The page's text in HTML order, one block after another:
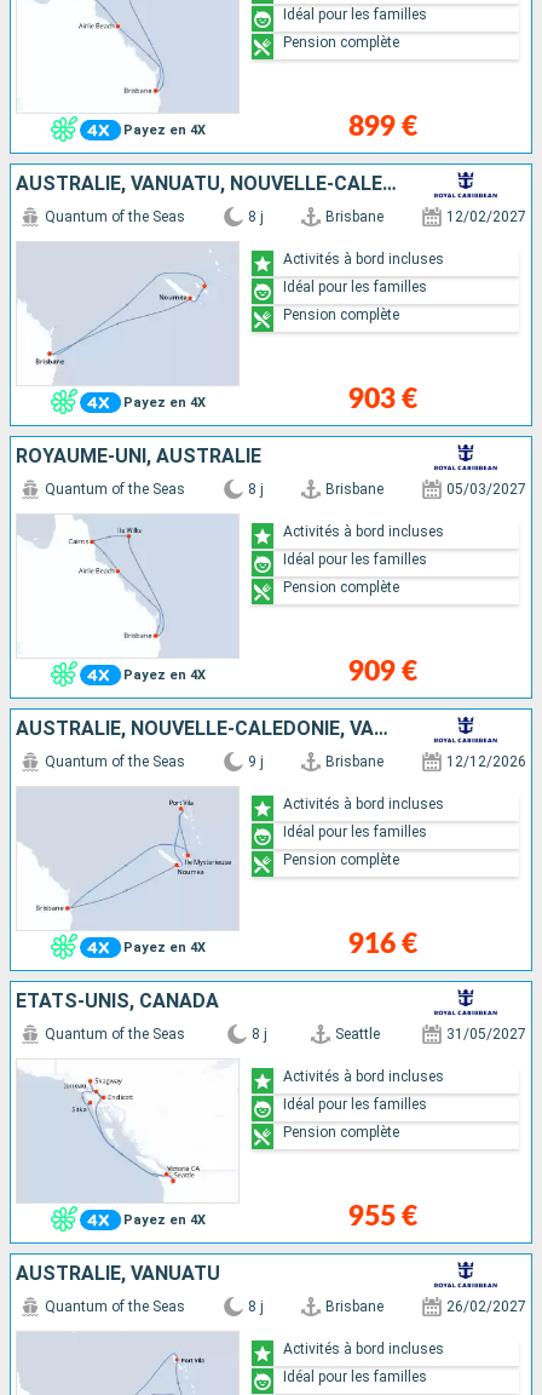
Payez en 4X 899 €
Idéal pour les familles
Pension complète
AUSTRALIE, VANUATU, NOUVELLE-CALÉDONIE
Payez en 4X
Quantum of the Seas 8 j Brisbane 12/02/2027
903 €
Activités à bord incluses
Idéal pour les familles
Pension complète
ROYAUME-UNI, AUSTRALIE
Payez en 4X
Quantum of the Seas 8 j Brisbane 05/03/2027
909 €
Activités à bord incluses
Idéal pour les familles
Pension complète
AUSTRALIE, NOUVELLE-CALÉDONIE, VANUATU
Payez en 4X
Quantum of the Seas 9 j Brisbane 12/12/2026
916 €
Activités à bord incluses
Idéal pour les familles
Pension complète
ÉTATS-UNIS, CANADA
Payez en 4X
Quantum of the Seas 8 j Seattle 31/05/2027
955 €
Activités à bord incluses
Idéal pour les familles
Pension complète
AUSTRALIE, VANUATU
Quantum of the Seas 8 j Brisbane 26/02/2027
Activités à bord incluses
Idéal pour les familles